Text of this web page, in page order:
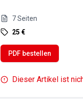
7Seiten
25 €
PDF bestellen
Dieser Artikel ist